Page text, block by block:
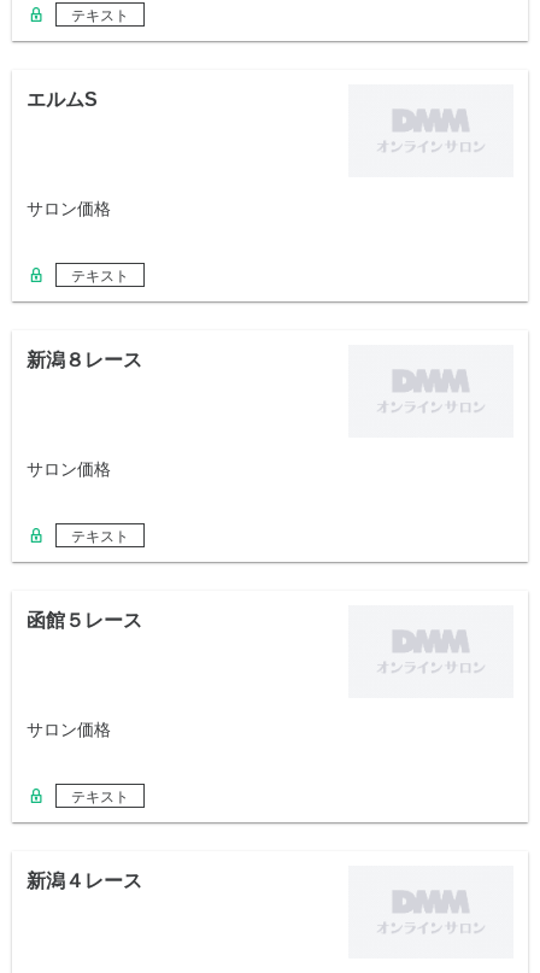
テキスト
エルムS
サロン価格
テキスト
新潟８レース
サロン価格
テキスト
函館５レース
サロン価格
テキスト
新潟４レース